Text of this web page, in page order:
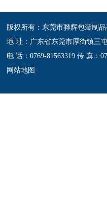
版权所有：东莞市骅辉包装制品
地 址：广东省东莞市厚街镇三
电 话：0769-81563319 传 真：
网站地图